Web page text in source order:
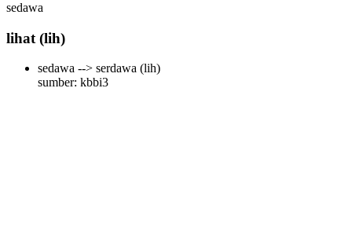
sedawa
lihat (lih)
sedawa --> serdawa (lih)
sumber: kbbi3